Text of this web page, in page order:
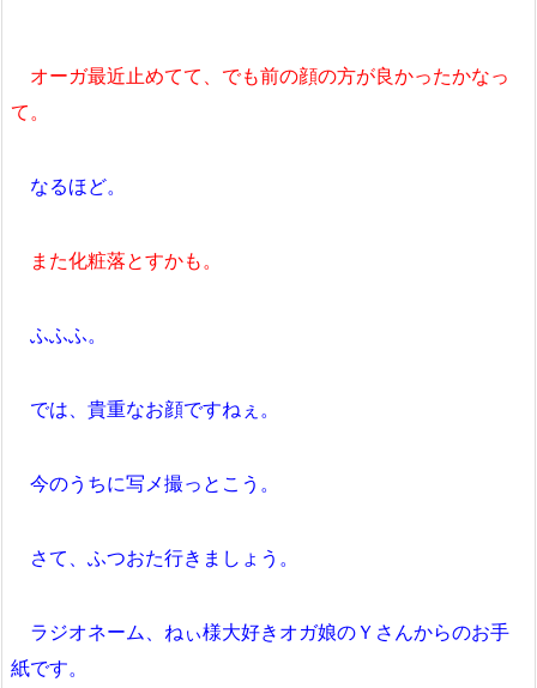
オーガ最近止めてて、でも前の顔の方が良かったかなっ
て。
なるほど。
また化粧落とすかも。
ふふふ。
では、貴重なお顔ですねぇ。
今のうちに写メ撮っとこう。
さて、ふつおた行きましょう。
ラジオネーム、ねぃ様大好きオガ娘のＹさんからのお手
紙です。